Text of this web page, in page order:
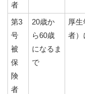
者
第3
号
被
保
険
者
20歳か
ら60歳
になるま
で
厚
者）